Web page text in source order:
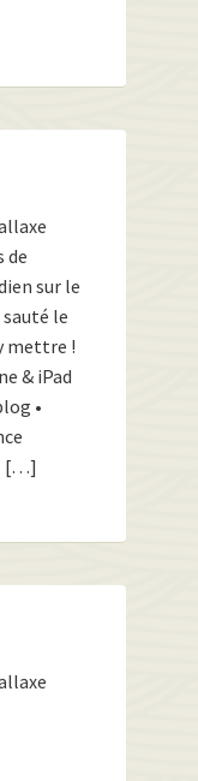
de
sur le
sauté le
mettre !
& iPad
•
[…]